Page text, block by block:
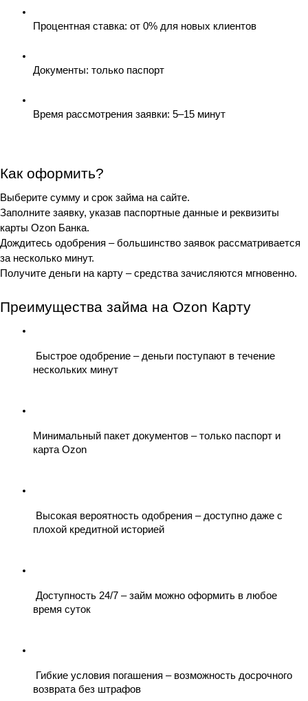
Процентная ставка: от 0% для новых клиентов
Документы: только паспорт
Время рассмотрения заявки: 5–15 минут
Как оформить?
Выберите сумму и срок займа на сайте.
Заполните заявку, указав паспортные данные и реквизиты
карты Ozon Банка.
Дождитесь одобрения – большинство заявок рассматривается
за несколько минут.
Получите деньги на карту – средства зачисляются мгновенно.
Преимущества займа на Ozon Карту
Быстрое одобрение – деньги поступают в течение
нескольких минут
Минимальный пакет документов – только паспорт и
карта Ozon
плохой кредитной историей
время суток
возврата без штрафов